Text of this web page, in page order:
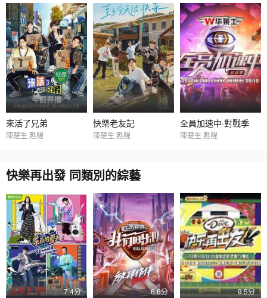
來活了兄弟
陳楚生 甦醒
快樂老友記
陳楚生 甦醒
全員加速中·對戰季
陳楚生 甦醒
快樂再出發 同類別的綜藝
7.4分 6.6分 9.5分